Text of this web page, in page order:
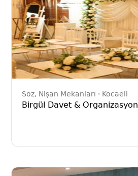
Söz, Nişan Mekanları Kocaeli
Birgül Davet & Organizasyon